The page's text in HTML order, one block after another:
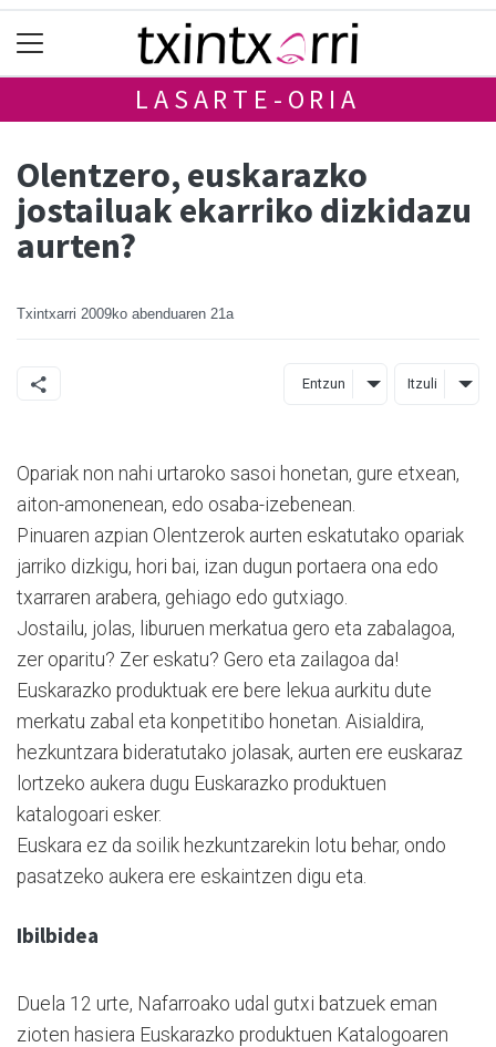
LASARTE-ORIA
Olentzero, euskarazko
jostailuak ekarriko dizkidazu
aurten?
Txintxarri 2009ko abenduaren 21a
Entzun Itzuli
Opariak non nahi urtaroko sasoi honetan, gure etxean,
aiton-amonenean, edo osaba-izebenean.
Pinuaren azpian Olentzerok aurten eskatutako opariak
jarriko dizkigu, hori bai, izan dugun portaera ona edo
txarraren arabera, gehiago edo gutxiago.
Jostailu, jolas, liburuen merkatua gero eta zabalagoa,
zer oparitu? Zer eskatu? Gero eta zailagoa da!
Euskarazko produktuak ere bere lekua aurkitu dute
merkatu zabal eta konpetitibo honetan. Aisialdira,
hezkuntzara bideratutako jolasak, aurten ere euskaraz
lortzeko aukera dugu Euskarazko produktuen
katalogoari esker.
Euskara ez da soilik hezkuntzarekin lotu behar, ondo
pasatzeko aukera ere eskaintzen digu eta.
Ibilbidea
Duela 12 urte, Nafarroako udal gutxi batzuek eman
zioten hasiera Euskarazko produktuen Katalogoaren